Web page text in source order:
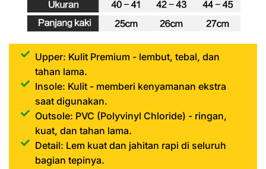
Upper: Kulit Premium - lembut, tebal, dan
tahan lama.
Insole: Kulit - memberi kenyamanan ekstra
saat digunakan.
Outsole: PVC (Polyvinyl Chloride) - ringan,
kuat, dan tahan lama.
Detail: Lem kuat dan jahitan rapi di seluruh
bagian tepinya.